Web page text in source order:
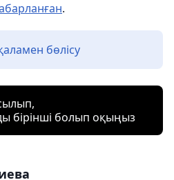
.
бөлісу
бірінші болып оқыңыз